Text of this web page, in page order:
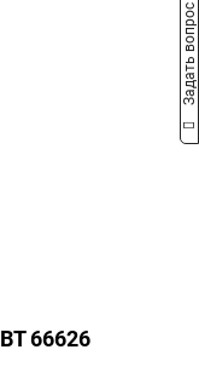
66626
Задать вопрос